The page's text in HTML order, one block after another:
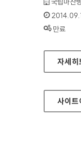
인증기간 :
상태 :
만료
국립마
자세히
사이트